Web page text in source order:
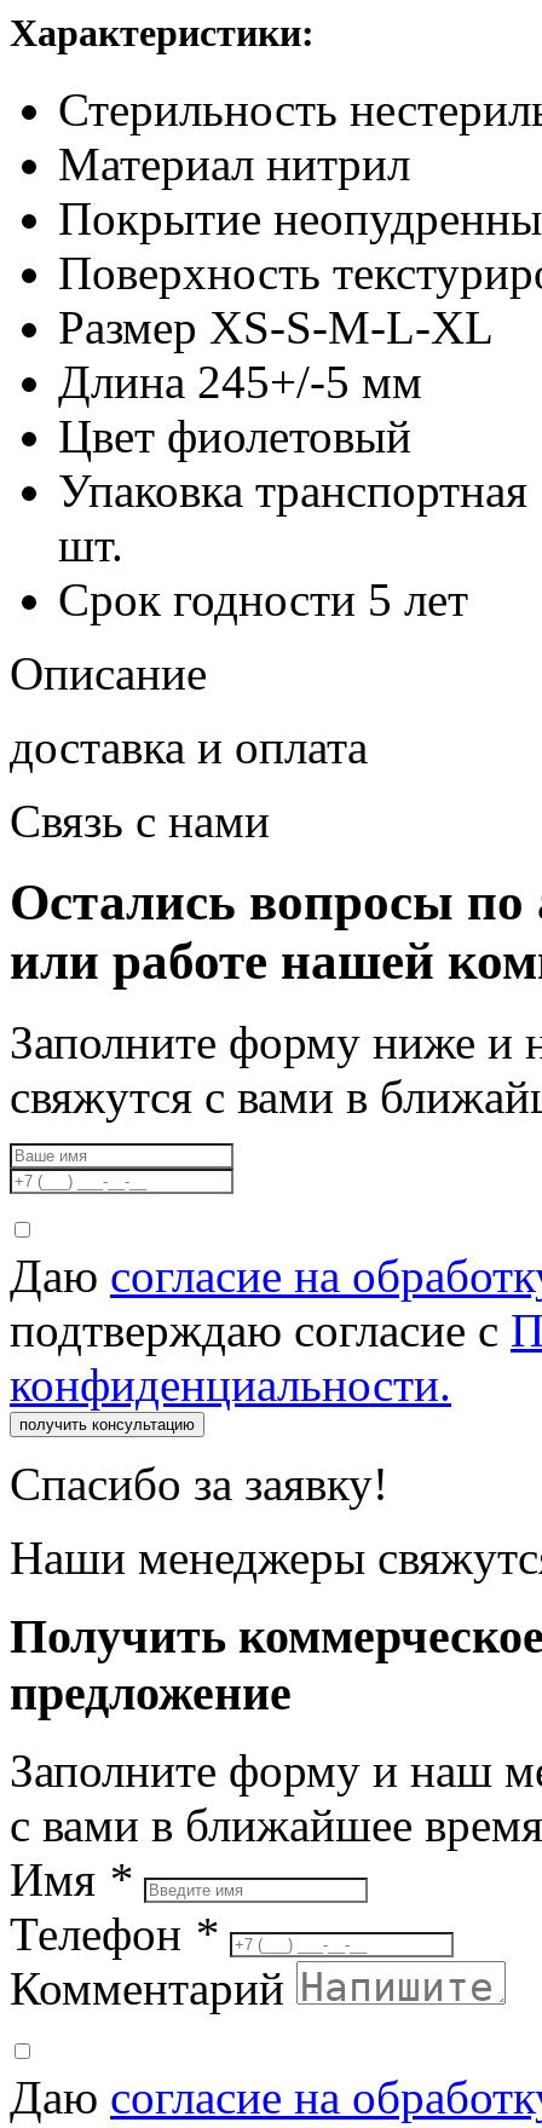
Характеристики:
Стерильность
Материал нитрил
Покрытие
Поверхность
Размер XS-S-M-L-XL
Длина 245+/-5 мм
Цвет фиолетовый
Упаковка транспортная
шт.
Срок годности 5 лет
Описание
доставка и оплата
Связь с нами
Остались вопросы по
или работе нашей
Заполните форму ниже и
свяжутся с вами в
Даю согласие на
подтверждаю согласие с
конфиденциальности.
получить консультацию
Спасибо за заявку!
Наши менеджеры
Получить
предложение
Заполните форму и наш
с вами в ближайшее время
Имя *
Телефон *
Комментарий
Даю согласие на